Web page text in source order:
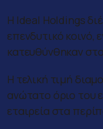
Η Ideal Holdings
επενδυτικό
κατευθύνθηκαν
Η τελική τιμή
ανώτατο όριο του
εταιρεία στα